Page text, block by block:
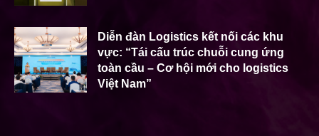
Diễn đàn Logistics kết nối các khu
vực: “Tái cấu trúc chuỗi cung ứng
toàn cầu – Cơ hội mới cho logistics
Việt Nam”